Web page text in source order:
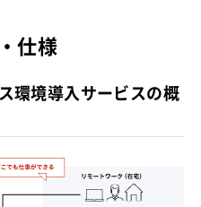
仕様
環境導入サービスの概